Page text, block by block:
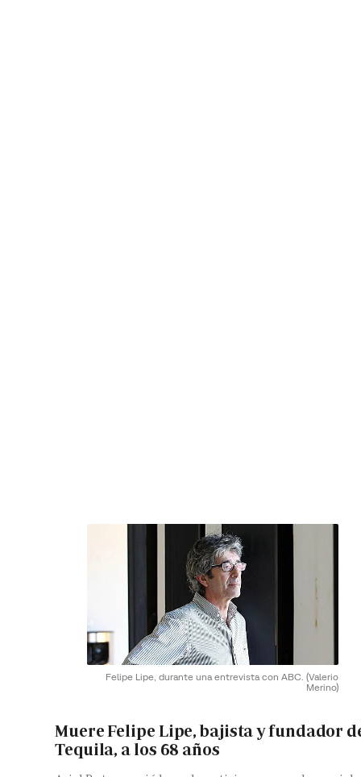
Felipe Lipe, durante una entrevista con ABC. (Valerio
Merino)
Muere Felipe Lipe, bajista y fundador
Tequila, a los 68 años